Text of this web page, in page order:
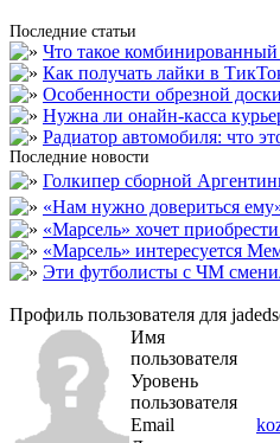
Последние статьи
Что такое
Как получать лайки в
Особенности обрезной
Нужна ли онайн-касса
Радиатор автомобиля: что
Последние новости
Голкипер сборной
«Нам нужно довериться
«Марсель» хочет
«Марсель» интересуется
Эти футболисты с ЧМ
Профиль пользователя для
Имя
пользователя
Уровень
пользователя
Email